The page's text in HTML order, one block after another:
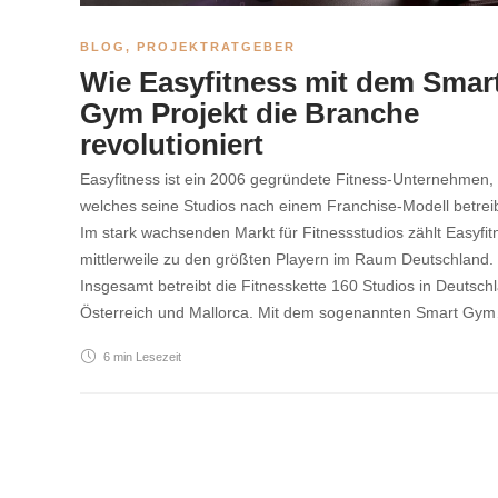
BLOG , PROJEKTRATGEBER
Wie Easyfitness mit dem
Gym Projekt die Branche
revolutioniert
Easyfitness ist ein 2006 gegründete Fitness-Unternehmen,
welches seine Studios nach einem Franchise-Modell
Im stark wachsenden Markt für Fitnessstudios zählt
mittlerweile zu den größten Playern im Raum Deutschland.
Insgesamt betreibt die Fitnesskette 160 Studios in
Österreich und Mallorca. Mit dem sogenannten Smart
6 min Lesezeit